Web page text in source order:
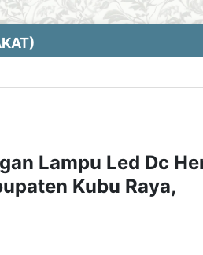
Lampu Led Dc
Kubu Raya,